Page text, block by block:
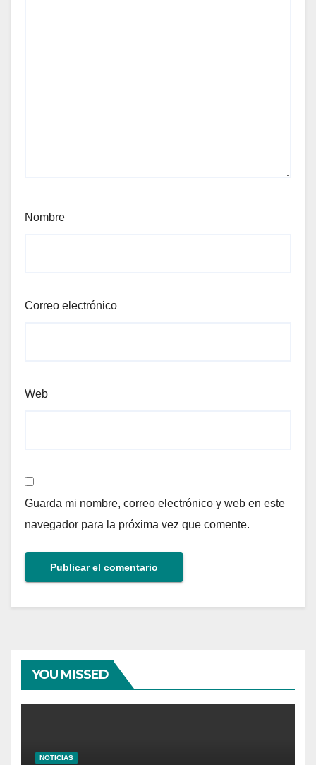
Nombre
Correo electrónico
Web
Guarda mi nombre, correo electrónico y web en este
navegador para la próxima vez que comente.
YOU MISSED
NOTICIAS